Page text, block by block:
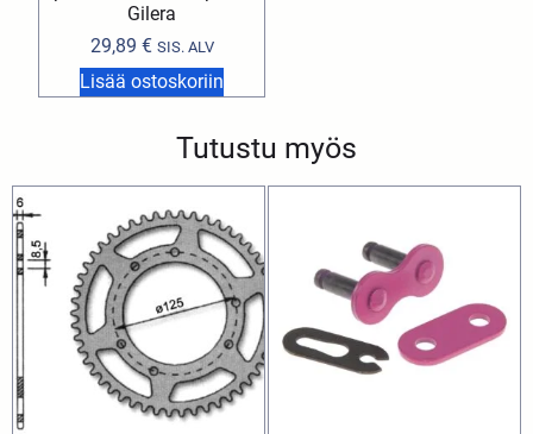
Gilera
29,89 € SIS. ALV
Lisää ostoskoriin
Tutustu myös